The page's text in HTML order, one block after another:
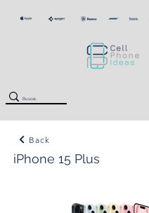
Back
iPhone 15 Plus